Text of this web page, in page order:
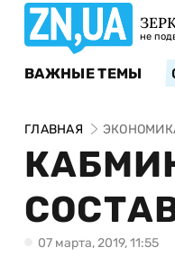
не
ВАЖНЫЕ ТЕМЫ
ГЛАВНАЯ
07 марта, 2019, 11:55